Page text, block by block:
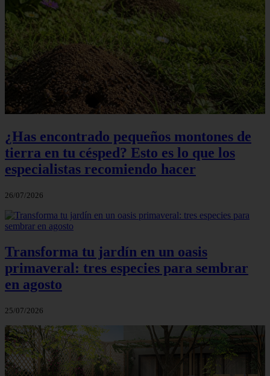
¿Has encontrado pequeños montones de
tierra en tu césped? Esto es lo que los
especialistas recomiendo hacer
26/07/2026
Transforma tu jardín en un oasis
primaveral: tres especies para sembrar
en agosto
25/07/2026